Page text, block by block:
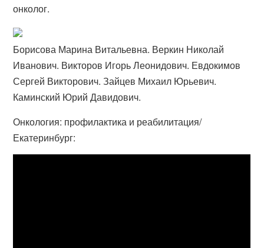
онколог.
Борисова Марина Витальевна. Веркин Николай
Иванович. Викторов Игорь Леонидович. Евдокимов
Сергей Викторович. Зайцев Михаил Юрьевич.
Каминский Юрий Давидович.
Онкология: профилактика и реабилитация/
Екатеринбург: